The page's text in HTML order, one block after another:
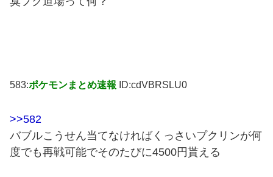
583:ポケモンまとめ速報 ID:cdVBRSLU0
>>582
バブルこうせん当てなければくっさいプクリンが何
度でも再戦可能でそのたびに4500円貰える